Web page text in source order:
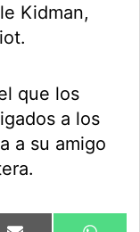
Kidman,
que los
a los
a su amigo